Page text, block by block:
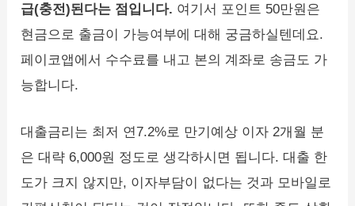
급(충전)된다는 점입니다. 여기서 포인트 50만원은
현금으로 출금이 가능여부에 대해 궁금하실텐데요.
페이코앱에서 수수료를 내고 본의 계좌로 송금도 가
능합니다.
대출금리는 최저 연7.2%로 만기예상 이자 2개월 분
은 대략 6,000원 정도로 생각하시면 됩니다. 대출 한
도가 크지 않지만, 이자부담이 없다는 것과 모바일로